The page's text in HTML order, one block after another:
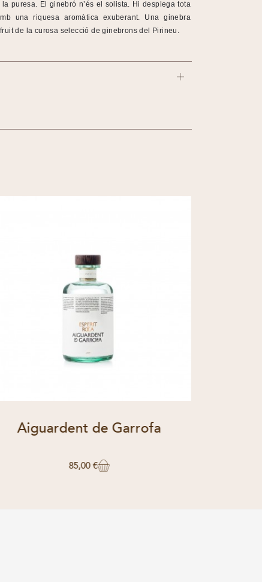
puresa. El ginebró n’és el solista. Hi desplega tota
una riquesa aromàtica exuberant. Una ginebra
de la curosa selecció de ginebrons del Pirineu.
Aiguardent de Garrofa
85,00 €